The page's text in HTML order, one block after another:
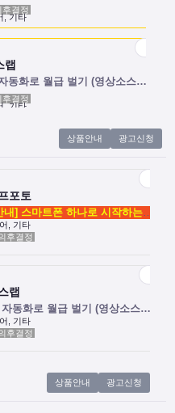
, 기타
후결정
랩
동화로 월급 벌기 (영상소스…
, 기타
후결정
[모집/안내] 스마트폰 하나로 시작하는 …
, 기타
랩
상품안내 광고신청
포토
[모집/안내] 스마트폰 하나로 시작하는 …
, 기타
후결정
랩
동화로 월급 벌기 (영상소스…
, 기타
후결정
상품안내 광고신청